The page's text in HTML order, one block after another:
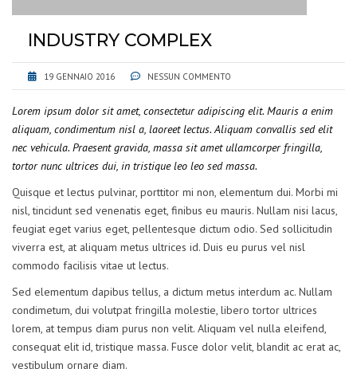
INDUSTRY COMPLEX
19 GENNAIO 2016 NESSUN COMMENTO
Lorem ipsum dolor sit amet, consectetur adipiscing elit. Mauris a enim
aliquam, condimentum nisl a, laoreet lectus. Aliquam convallis sed elit
nec vehicula. Praesent gravida, massa sit amet ullamcorper fringilla,
tortor nunc ultrices dui, in tristique leo leo sed massa.
Quisque et lectus pulvinar, porttitor mi non, elementum dui. Morbi mi
nisl, tincidunt sed venenatis eget, finibus eu mauris. Nullam nisi lacus,
feugiat eget varius eget, pellentesque dictum odio. Sed sollicitudin
viverra est, at aliquam metus ultrices id. Duis eu purus vel nisl
commodo facilisis vitae ut lectus.
Sed elementum dapibus tellus, a dictum metus interdum ac. Nullam
condimetum, dui volutpat fringilla molestie, libero tortor ultrices
lorem, at tempus diam purus non velit. Aliquam vel nulla eleifend,
consequat elit id, tristique massa. Fusce dolor velit, blandit ac erat ac,
vestibulum ornare diam.